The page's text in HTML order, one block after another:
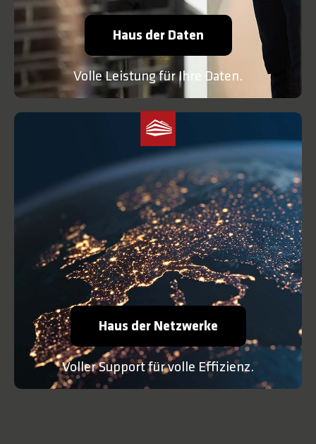
Haus der Daten
Volle Leistung für Ihre Daten.
Haus der Netzwerke
Voller Support für volle Effizienz.